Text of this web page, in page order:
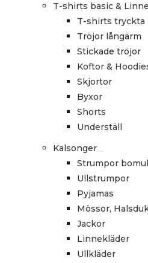
T-shirts basic &
T-shirts tryckta
Tröjor långärm
Stickade tröjor
Koftor &
Skjortor
Byxor
Shorts
Underställ
Kalsonger
Strumpor
Ullstrumpor
Pyjamas
Mössor,
Jackor
Linnekläder
Ullkläder